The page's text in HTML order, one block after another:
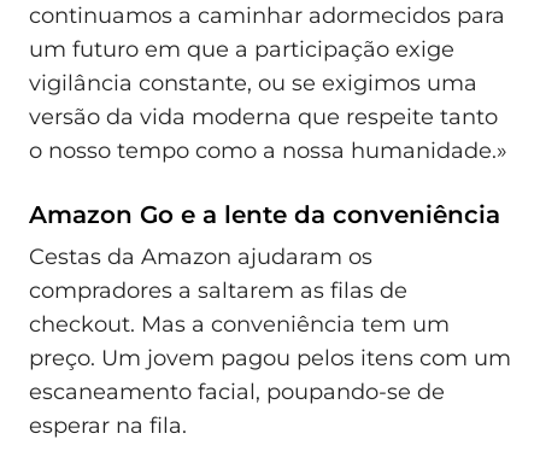
continuamos a caminhar adormecidos para
um futuro em que a participação exige
vigilância constante, ou se exigimos uma
versão da vida moderna que respeite tanto
o nosso tempo como a nossa humanidade.»
Amazon Go e a lente da conveniência
Cestas da Amazon ajudaram os
compradores a saltarem as filas de
checkout. Mas a conveniência tem um
preço. Um jovem pagou pelos itens com um
escaneamento facial, poupando-se de
esperar na fila.